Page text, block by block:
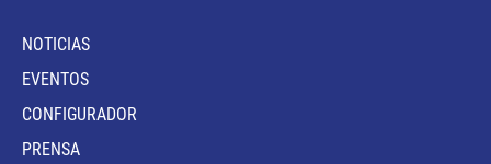
NOTICIAS
EVENTOS
CONFIGURADOR
PRENSA